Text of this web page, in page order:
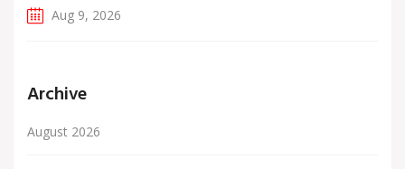
Aug 9, 2026
Archive
August 2026